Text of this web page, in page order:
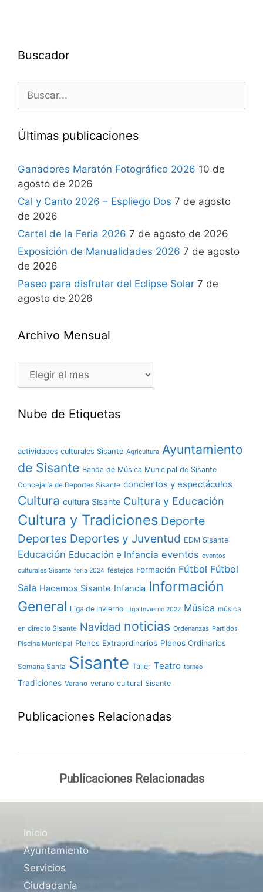
Buscador
Últimas publicaciones
Ganadores Maratón Fotográfico 2026 10 de
agosto de 2026
Cal y Canto 2026 – Espliego Dos 7 de agosto
de 2026
Cartel de la Feria 2026 7 de agosto de 2026
Exposición de Manualidades 2026 7 de agosto
de 2026
Paseo para disfrutar del Eclipse Solar 7 de
agosto de 2026
Archivo Mensual
Nube de Etiquetas
actividades culturales Sisante Agricultura Ayuntamiento
de Sisante Banda de Música Municipal de Sisante
Concejalía de Deportes Sisante conciertos y espectáculos
Cultura cultura Sisante Cultura y Educación
Cultura y Tradiciones Deporte
Deportes Deportes y Juventud EDM Sisante
Educación Educación e Infancia eventos eventos
culturales Sisante feria 2024 festejos Formación Fútbol Fútbol
Sala Hacemos Sisante Infancia Información
General Liga de Invierno Liga Invierno 2022 Música música
en directo Sisante Navidad noticias Ordenanzas Partidos
Piscina Municipal Plenos Extraordinarios Plenos Ordinarios
Semana Santa Sisante Taller Teatro torneo
Tradiciones Verano verano cultural Sisante
Publicaciones Relacionadas
Publicaciones Relacionadas
Inicio
Ayuntamiento
Servicios
Ciudadanía